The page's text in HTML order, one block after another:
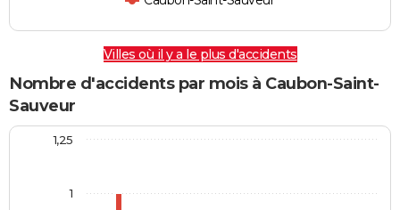
Villes où il y a le plus d'accidents
Nombre d'accidents par mois à Caubon-Saint-
Sauveur
1
1,25